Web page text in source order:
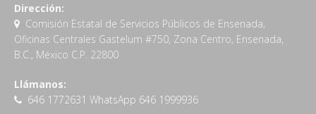
Dirección:
Comisión Estatal de Servicios Públicos de Ensenada,
Oficinas Centrales Gastelum #750, Zona Centro, Ensenada,
B.C., México C.P. 22800
Llámanos:
646 1772631 WhatsApp 646 1999936